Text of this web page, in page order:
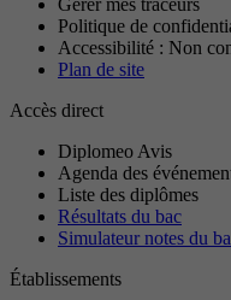
Gérer mes traceurs
Politique de
Accessibilité : Non
Plan de site
Accès direct
Diplomeo Avis
Agenda des
Liste des diplômes
Résultats du bac
Simulateur notes du
Établissements